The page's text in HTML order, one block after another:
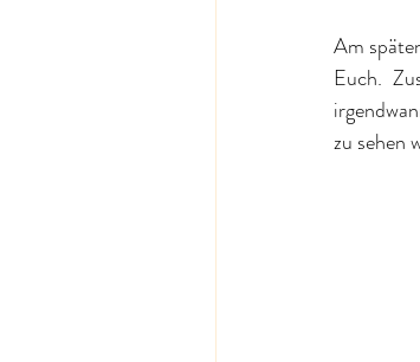
Am
Euch.
zu sehen